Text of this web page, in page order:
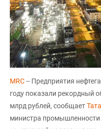
MRC-- Предприятия
году показали рекордный
млрд рублей, сообщает
министра промышленности